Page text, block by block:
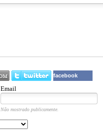
facebook
Email
Não mostrado publicamente.